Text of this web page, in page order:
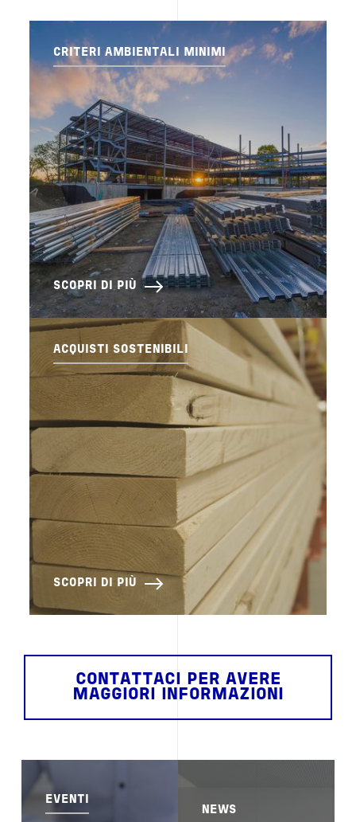
CRITERI AMBIENTALI MINIMI
SCOPRI DI PIÙ
ACQUISTI SOSTENIBILI
SCOPRI DI PIÙ
CONTATTACI PER AVERE
MAGGIORI INFORMAZIONI
EVENTI
NEWS